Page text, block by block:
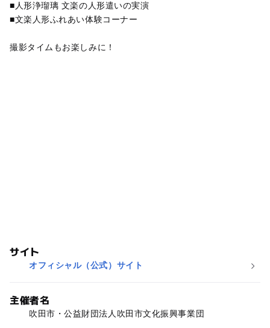
■人形浄瑠璃 文楽の人形遣いの実演
■文楽人形ふれあい体験コーナー
撮影タイムもお楽しみに！
サイト
オフィシャル（公式）サイト
主催者名
吹田市・公益財団法人吹田市文化振興事業団